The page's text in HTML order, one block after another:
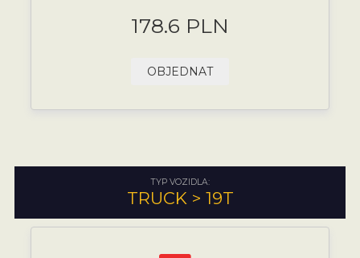
178.6 PLN
OBJEDNAT
TYP VOZIDLA:
TRUCK > 19T